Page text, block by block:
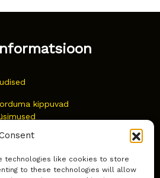
technologies like cookies to store
to these technologies will allow
kippuvad
osta?
poliitika